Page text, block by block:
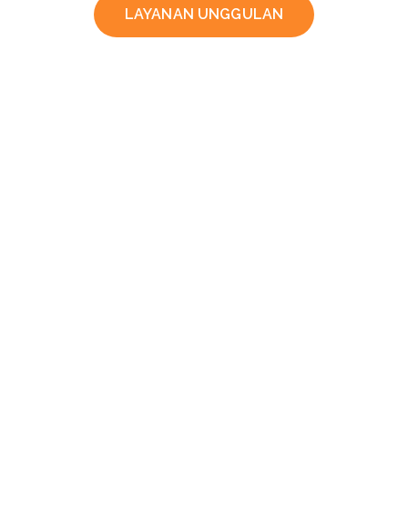
LAYANAN UNGGULAN